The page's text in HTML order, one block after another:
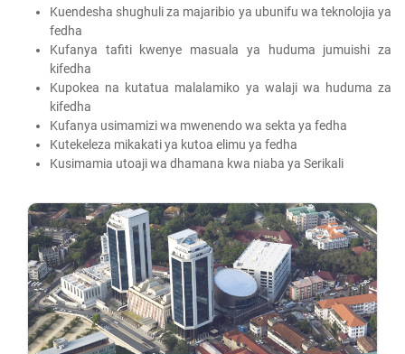
Kuendesha shughuli za majaribio ya ubunifu wa teknolojia ya
fedha
Kufanya tafiti kwenye masuala ya huduma jumuishi za
kifedha
Kupokea na kutatua malalamiko ya walaji wa huduma za
kifedha
Kufanya usimamizi wa mwenendo wa sekta ya fedha
Kutekeleza mikakati ya kutoa elimu ya fedha
Kusimamia utoaji wa dhamana kwa niaba ya Serikali